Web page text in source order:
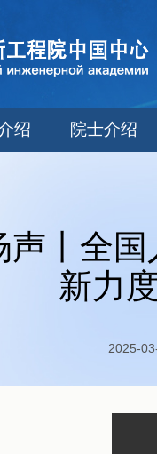
绍 院士介绍
丨全
新力
2025-